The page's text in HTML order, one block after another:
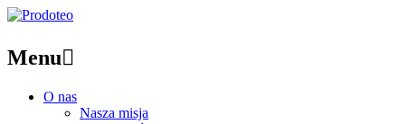
Menu
O nas
Nasza misja